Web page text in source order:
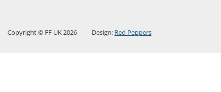
Copyright © FF UK 2026 Design: Red Peppers